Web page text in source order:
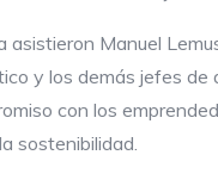
asistieron Manuel
y los demás jefes de
con los
sostenibilidad.